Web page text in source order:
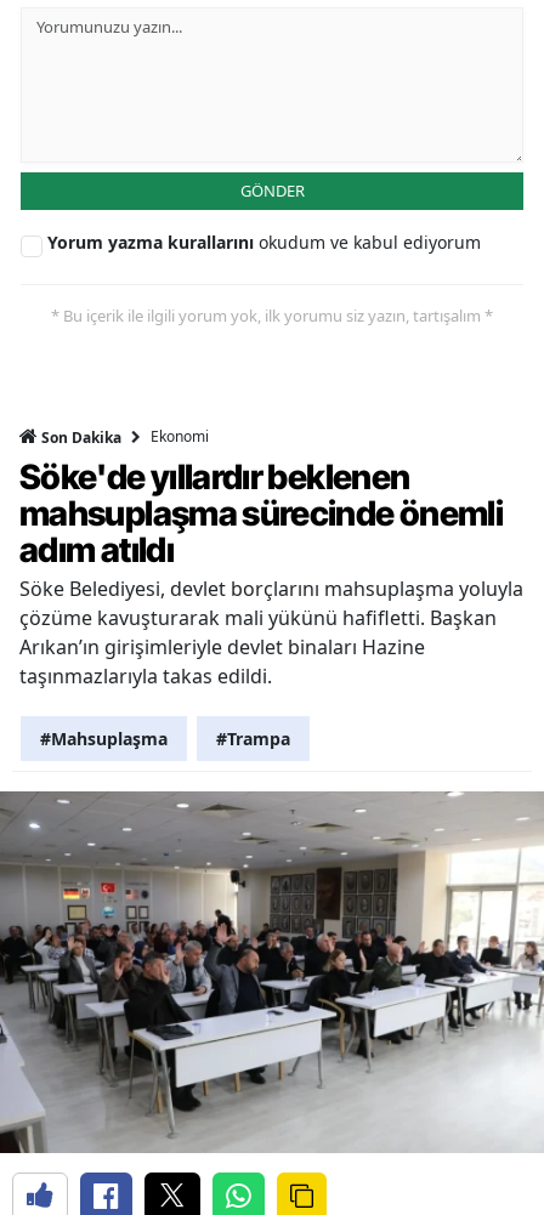
GÖNDER
Yorum yazma kurallarını okudum ve kabul ediyorum
* Bu içerik ile ilgili yorum yok, ilk yorumu siz yazın, tartışalım *
Son Dakika Ekonomi
Söke'de yıllardır beklenen
mahsuplaşma sürecinde önemli
adım atıldı
Söke Belediyesi, devlet borçlarını mahsuplaşma yoluyla
çözüme kavuşturarak mali yükünü hafifletti. Başkan
Arıkan’ın girişimleriyle devlet binaları Hazine
taşınmazlarıyla takas edildi.
#Mahsuplaşma #Trampa